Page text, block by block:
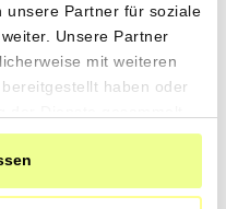
unsere Partner für soziale
Unsere Partner
mit weiteren
haben oder
verarbeitet.
Geschmack.
dir.